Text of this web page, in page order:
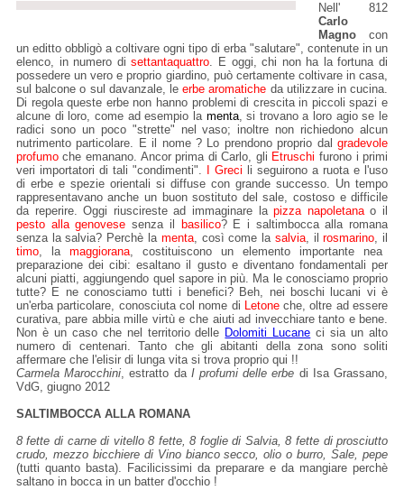
Nell' 812
Carlo
Magnocon
un editto obbligò a coltivare ogni tipo di erba "salutare", contenute in un
elenco, in numero disettantaquattro. E oggi, chi non ha la fortuna di
possedere un vero e proprio giardino, può certamente coltivare in casa,
sul balcone o sul davanzale, leerbe aromatiche da utilizzare in cucina.
Di regola queste erbe non hanno problemi di crescita in piccoli spazi e
alcune di loro, come ad esempio la menta, si trovano a loro agio se le
radici sono un poco "strette" nel vaso; inoltre non richiedono alcun
nutrimento particolare. E il nome ? Lo prendono proprio dalgradevole
profumoche emanano. Ancor prima di Carlo, gli Etruschi furono i primi
veri importatori di tali "condimenti".
I Greci li seguirono a ruota e l'uso
di erbe e spezie orientali si diffuse con grande successo. Un tempo
rappresentavano anche un buon sostituto del sale, costoso e difficile
da reperire. Oggi riuscireste ad immaginare lapizza napoletanao il
pesto alla genovese senza il basilico? E i saltimbocca alla romana
senza la salvia? Perchè la menta, così come la salvia, ilrosmarino, il
timo, la maggiorana, costituiscono un elemento importante nea
preparazione dei cibi: esaltano il gusto e diventano fondamentali per
alcuni piatti, aggiungendo quel sapore in più. Ma le conosciamo proprio
tutte? E ne conosciamo tutti i benefici? Beh, nei boschi lucani vi è
un'erba particolare, conosciuta col nome di Letoneche, oltre ad essere
curativa, pare abbia mille virtù e che aiuti ad invecchiare tanto e bene.
Non è un caso che nel territorio delle Dolomiti Lucane ci sia un alto
numero di centenari. Tanto che gli abitanti della zona sono soliti
affermare che l'elisir di lunga vita si trova proprio qui !!
Carmela Marocchini, estratto da I profumi delle erbe di Isa Grassano,
VdG, giugno 2012
SALTIMBOCCA ALLA ROMANA
8 fette di carne di vitello 8 fette, 8 foglie di Salvia, 8 fette di prosciutto
crudo, mezzo bicchiere di Vino bianco secco, olio o burro, Sale, pepe
(tutti quanto basta). Facilicissimi da preparare e da mangiare perchè
saltano in bocca in un batter d'occhio !